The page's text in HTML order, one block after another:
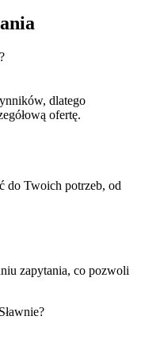
dlatego
ofertę.
do Twoich potrzeb, od
zapytania, co pozwoli